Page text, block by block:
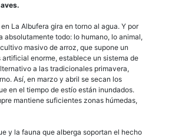
La Albufera gira en torno al agua. Y por
absolutamente todo: lo humano, lo animal,
masivo de arroz, que supone un
artificial enorme, establece un sistema de
a las tradicionales primavera,
Así, en marzo y abril se secan los
en el tiempo de estío están inundados.
mantiene suficientes zonas húmedas,
y la fauna que alberga soportan el hecho